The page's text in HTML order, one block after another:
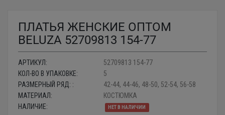
ПЛАТЬЯ ЖЕНСКИЕ ОПТОМ
BELUZA 52709813 154-77
АРТИКУЛ:
52709813 154-77
КОЛ-ВО В УПАКОВКЕ:
5
РАЗМЕРНЫЙ РЯД: :
42-44, 44-46, 48-50, 52-54, 56-58
МАТЕРИАЛ:
КОСТЮМКА
НАЛИЧИЕ:
НЕТ В НАЛИЧИИ